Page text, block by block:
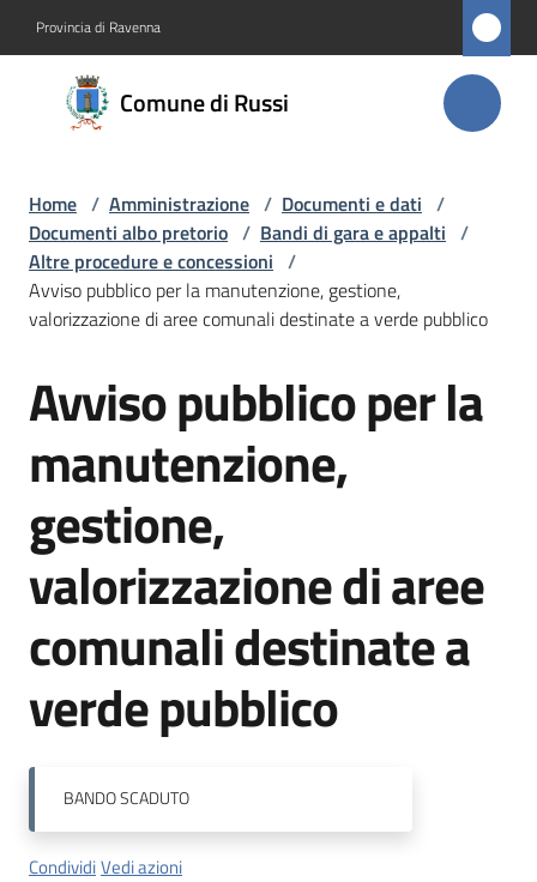
Provincia di Ravenna
Comune di Russi
Comune
di Russi
Amministrazione
Menu selezionato
Novità
Vivere
Orari
Segnalazioni
argomenti
Home / Amministrazione / Documenti e dati /
Documenti albo pretorio / Bandi di gara e appalti /
Altre procedure e concessioni /
Avviso pubblico per la manutenzione, gestione,
valorizzazione di aree comunali destinate a verde pubblico
Salta al contenuto
Avviso pubblico per la
manutenzione,
gestione,
valorizzazione di aree
comunali destinate a
verde pubblico
BANDOSCADUTO
CondividiVedi azioni